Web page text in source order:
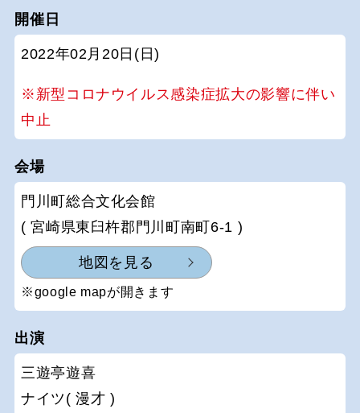
開催日
2022年02月20日(日)
※新型コロナウイルス感染症拡大の影響に伴い
中止
会場
門川町総合文化会館
( 宮崎県東臼杵郡門川町南町6-1 )
地図を見る
※google mapが開きます
出演
三遊亭遊喜
ナイツ( 漫才 )